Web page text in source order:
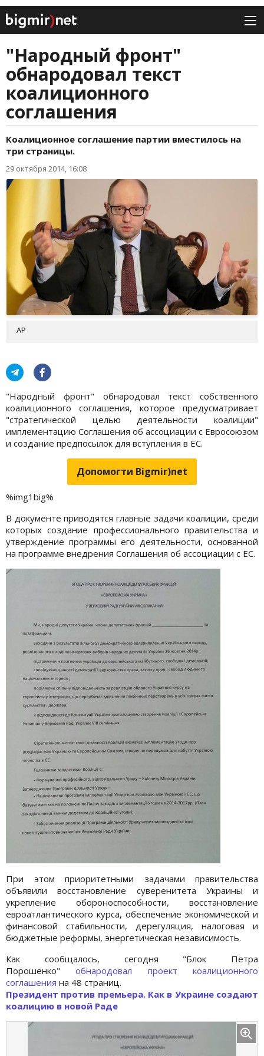
"Народный фронт"
обнародовал текст
коалиционного
соглашения
Коалиционное соглашение партии вместилось на
три страницы.
29 октября 2014, 16:08
AP
"Народный фронт" обнародовал текст собственного
коалиционного соглашения, которое предусматривает
"стратегической целью деятельности коалиции"
имплементацию Соглашения об ассоциации с Евросоюзом
и создание предпосылок для вступления в ЕС.
Допомогти Bigmir)net
%img1big%
В документе приводятся главные задачи коалиции, среди
которых создание профессионального правительства и
утверждение программы его деятельности, основанной
на программе внедрения Соглашения об ассоциации с ЕС.
При этом приоритетными задачами правительства
объявили восстановление суверенитета Украины и
укрепление обороноспособности, восстановление
евроатлантического курса, обеспечение экономической и
финансовой стабильности, дерегуляция, налоговая и
бюджетные реформы, энергетическая независимость.
Как сообщалось, сегодня "Блок Петра
Порошенко"обнародовал
проект коалиционного
соглашения на 48 страниц.
Президент против премьера. Как в Украине создают
коалицию в новой Раде